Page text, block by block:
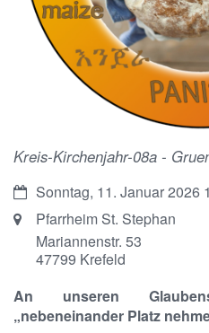
Kreis-Kirchenjahr-08a -
Datum:Sonntag, 11. Januar 2026
Ort: Pfarrheim St. Stephan
Mariannenstr. 53
47799 Krefeld
An unseren
„nebeneinander Platz